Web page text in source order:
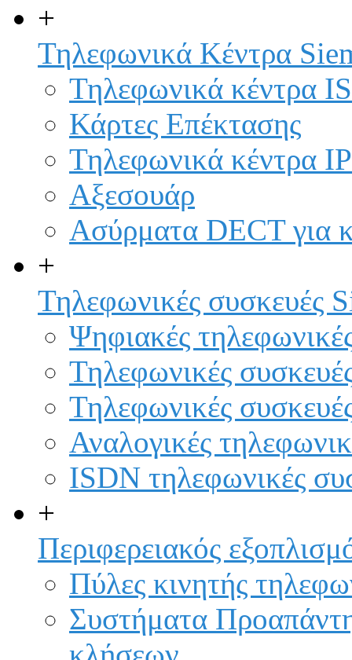
+
Τηλεφωνικά Κέντρα
Τηλεφωνικά κέντρα
Κάρτες Επέκτασης
Τηλεφωνικά κέντρα IP
Αξεσουάρ
Ασύρματα DECT για
+
Τηλεφωνικές συσκευές
Ψηφιακές
Τηλεφωνικές
Τηλεφωνικές
Αναλογικές
ISDN τηλεφωνικές
+
Περιφερειακός
Πύλες κινητής
Συστήματα